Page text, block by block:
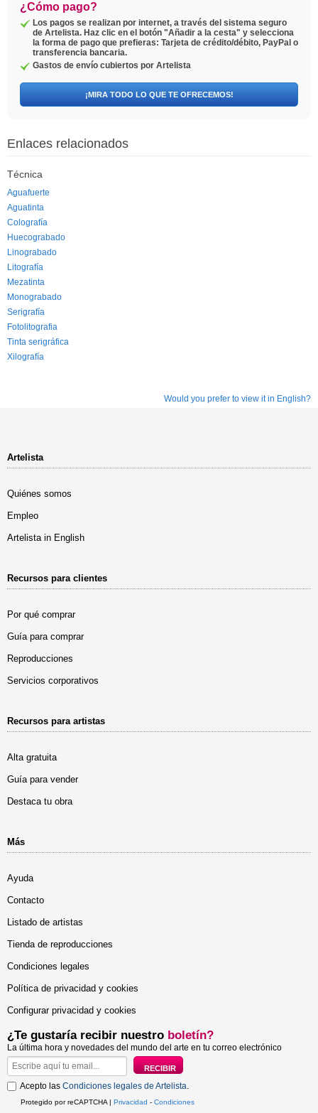
¿Cómo pago?
Los pagos se realizan por internet, a través del sistema seguro
de Artelista. Haz clic en el botón "Añadir a la cesta" y selecciona
la forma de pago que prefieras: Tarjeta de crédito/débito, PayPal o
transferencia bancaria.
Gastos de envío cubiertos por Artelista
¡MIRA TODO LO QUE TE OFRECEMOS!
Enlaces relacionados
Técnica
Aguafuerte
Aguatinta
Colografía
Huecograbado
Linograbado
Litografía
Mezatinta
Monograbado
Serigrafía
Fotolitografia
Tinta serigráfica
Xilografía
Would you prefer to view it in English?
Artelista
Quiénes somos
Empleo
Artelista in English
Recursos para clientes
Por qué comprar
Guía para comprar
Reproducciones
Servicios corporativos
Recursos para artistas
Alta gratuita
Guía para vender
Destaca tu obra
Más
Ayuda
Contacto
Listado de artistas
Tienda de reproducciones
Condiciones legales
Política de privacidad y cookies
Configurar privacidad y cookies
¿Te gustaría recibir nuestro boletín?
La última hora y novedades del mundo del arte en tu correo electrónico
Acepto las Condiciones legales de Artelista.
Protegido por reCAPTCHA | Privacidad - Condiciones